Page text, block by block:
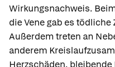
Wirkungsnachweis.
die Vene gab es
Außerdem treten an
anderem
Herzschäden,